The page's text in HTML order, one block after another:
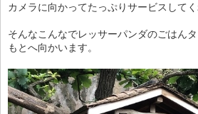
カメラに向かってたっぷりサービスしてく
そんなこんなでレッサーパンダのごはん
もとへ向かいます。